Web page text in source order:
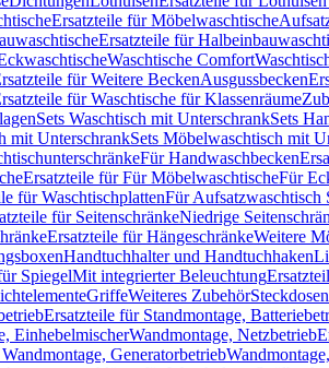
Ersatzteile für Möbelwaschtische
Ersatzteile für
Waschtische Comfort
für Weitere BeckenAusgussbecken
für Waschtische für Klassenräume
Sets Waschtisch mit UnterschrankSets
mit UnterschrankSets Möbelwaschtisch mit
Für Handwaschbecken
Ersatzteile für Für MöbelwaschtischeFür
für WaschtischplattenFür Aufsatzwaschtisch
für SeitenschränkeNiedrige
Ersatzteile für HängeschränkeWeitere
Handtuchhalter und Handtuchhaken
SpiegelMit integrierter Beleuchtung
GriffeWeiteres ZubehörSteckdosen
Ersatzteile für Standmontage,
EinhebelmischerWandmontage, Netzbetrieb
Generatorbetrieb